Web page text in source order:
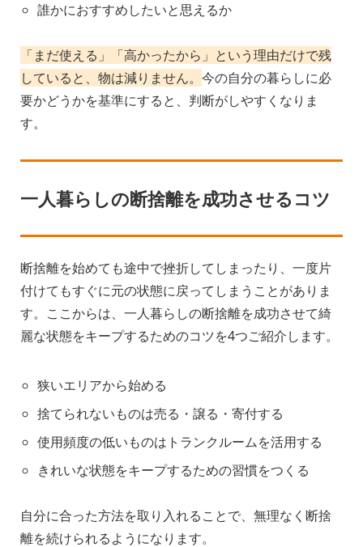
誰かにおすすめしたいと思えるか
「まだ使える」「高かったから」という理由だけで残
していると、物は減りません。 今の自分の暮らしに必
要かどうかを基準にすると、判断がしやすくなりま
す。
一人暮らしの断捨離を成功させるコツ
断捨離を始めても途中で挫折してしまったり、一度片
付けてもすぐに元の状態に戻ってしまうことがありま
す。ここからは、一人暮らしの断捨離を成功させて綺
麗な状態をキープするためのコツを4つご紹介します。
狭いエリアから始める
捨てられないものは売る・譲る・寄付する
使用頻度の低いものはトランクルームを活用する
きれいな状態をキープするための習慣をつくる
自分に合った方法を取り入れることで、無理なく断捨
離を続けられるようになります。